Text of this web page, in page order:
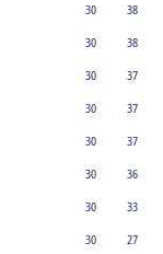
30
38
30
38
30
37
30
37
30
37
30
36
30
33
30
27